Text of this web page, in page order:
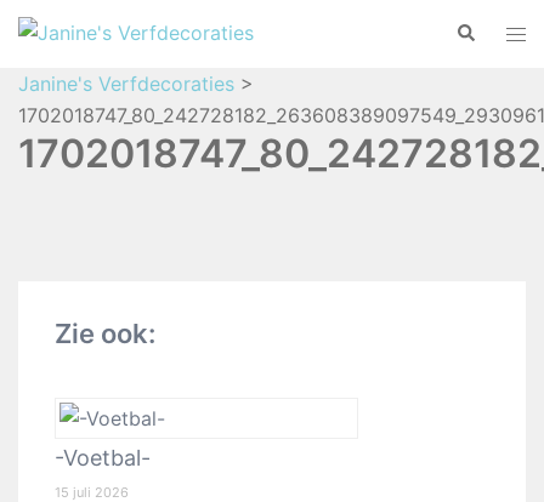
Janine's Verfdecoraties >
Zie ook:
-Voetbal-
15 juli 2026